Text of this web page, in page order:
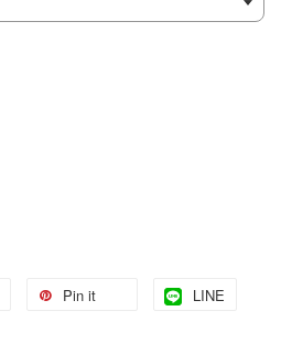
Pin it LINE